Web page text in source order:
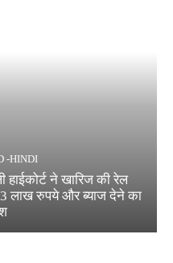
-HINDI
हाईकोर्ट ने खारिज की रेल
3 लाख रुपये और ब्याज देने का